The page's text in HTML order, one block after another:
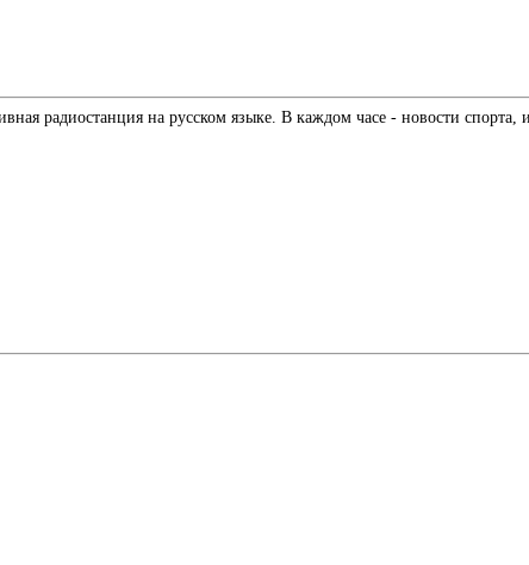
радиостанция на русском языке. В каждом часе - новости